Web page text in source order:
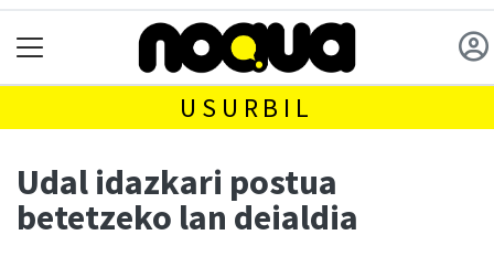
USURBIL
Udal idazkari postua
betetzeko lan deialdia